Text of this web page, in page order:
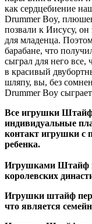
как сердцебиение
Drummer Boy,
позвали к Иисусу, он
для младенца.
барабане, что
сыграл для него
в красивый
шляпу, вы, без
Drummer Boy
Все игрушки Штайф
индивидуальные
контакт игрушки с
ребенка.
Игрушками Штайф
королевских
Игрушки штайф
что является